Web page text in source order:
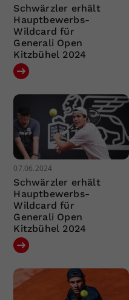
Schwärzler erhält
Hauptbewerbs-
Wildcard für
Generali Open
Kitzbühel 2024
07.06.2024
Schwärzler erhält
Hauptbewerbs-
Wildcard für
Generali Open
Kitzbühel 2024